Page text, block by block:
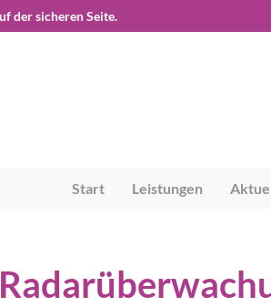
Start Leistungen